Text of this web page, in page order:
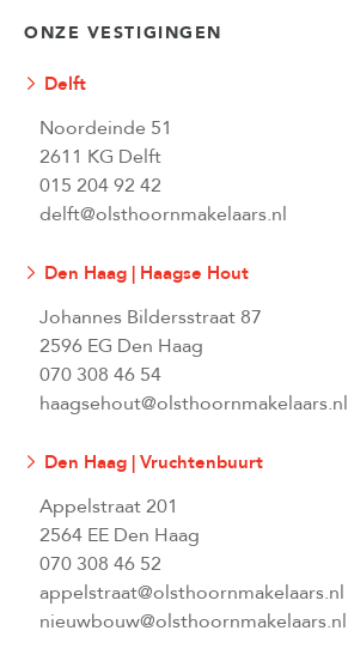
ONZE VESTIGINGEN
Delft
Noordeinde 51
2611 KG Delft
015 204 92 42
delft@olsthoornmakelaars.nl
Den Haag | Haagse Hout
Johannes Bildersstraat 87
2596 EG Den Haag
070 308 46 54
haagsehout@olsthoornmakelaars.nl
Den Haag | Vruchtenbuurt
Appelstraat 201
2564 EE Den Haag
070 308 46 52
appelstraat@olsthoornmakelaars.nl
nieuwbouw@olsthoornmakelaars.nl